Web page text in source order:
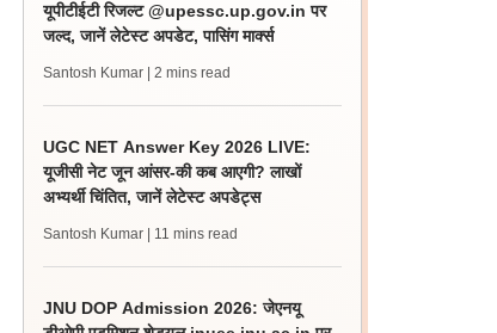
यूपीटीईटी रिजल्ट @upessc.up.gov.in पर
जल्द, जानें लेटेस्ट अपडेट, पासिंग मार्क्स
Santosh Kumar | 2 mins read
UGC NET Answer Key 2026 LIVE:
यूजीसी नेट जून आंसर-की कब आएगी? लाखों
अभ्यर्थी चिंतित, जानें लेटेस्ट अपडेट्स
Santosh Kumar | 11 mins read
JNU DOP Admission 2026: जेएनयू